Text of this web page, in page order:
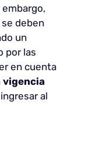
embargo,
se deben
un
por las
en cuenta
vigencia
al